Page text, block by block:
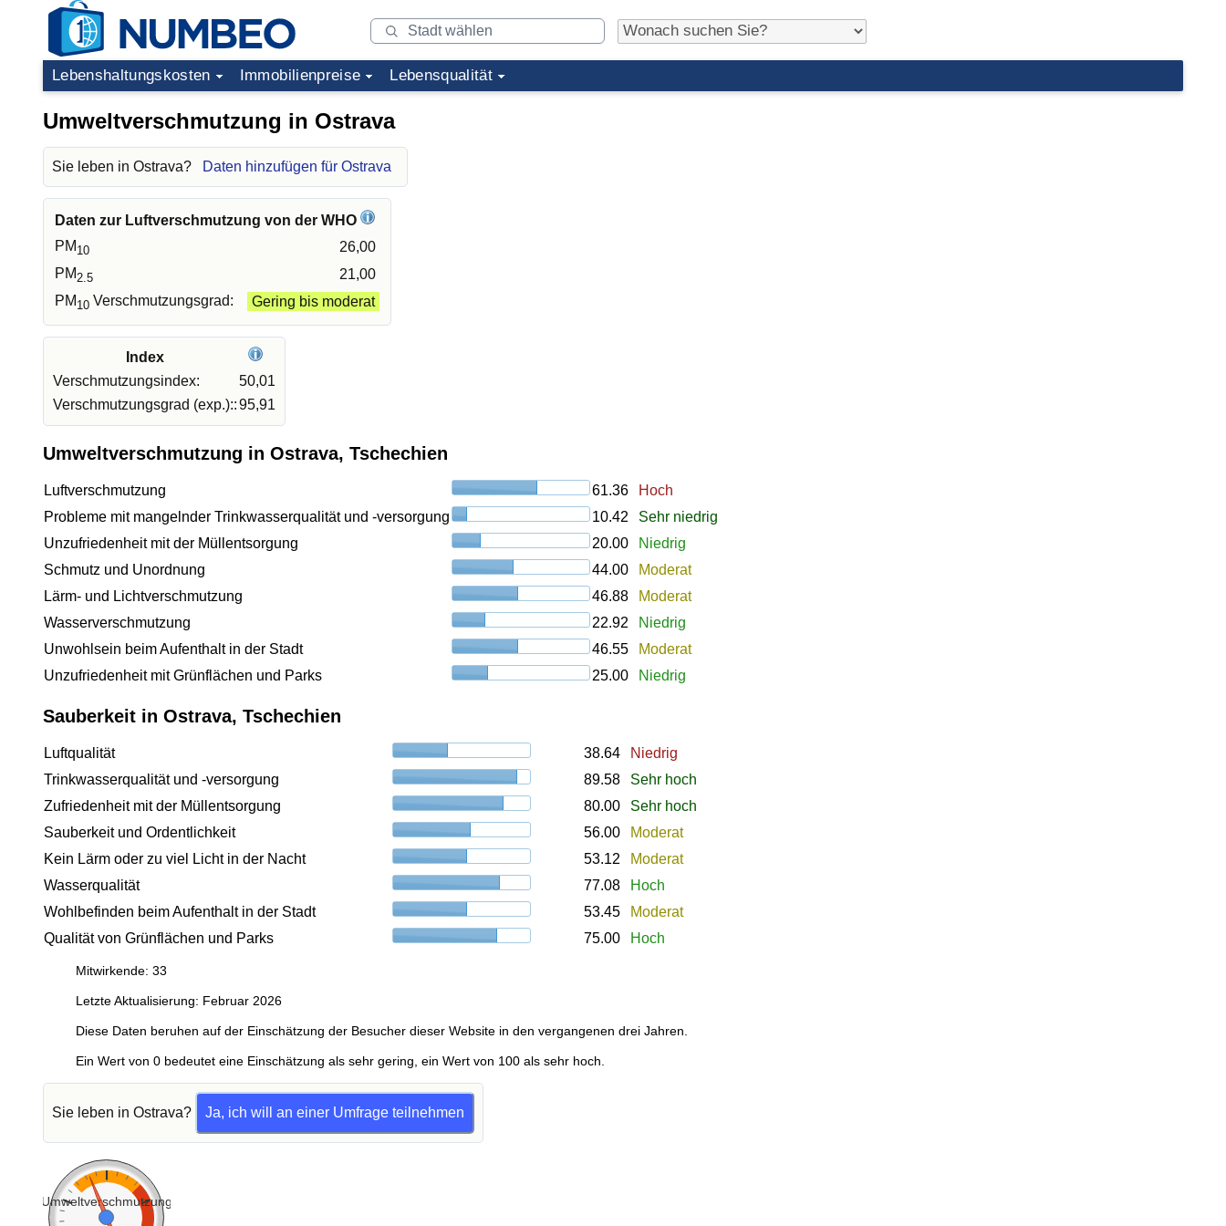
Lebenshaltungskosten Immobilienpreise Lebensqualität
Umweltverschmutzung in Ostrava
Sie leben in Ostrava? Daten hinzufügen für Ostrava
Daten zur Luftverschmutzung von der WHO
PM 10
26,00
PM2.5
21,00
PM 10 Verschmutzungsgrad: Gering bis moderat
Index
Verschmutzungsindex:
50,01
Verschmutzungsgrad (exp.)::95,91
Umweltverschmutzung in Ostrava, Tschechien
Luftverschmutzung 61.36
Hoch
Probleme mit mangelnder Trinkwasserqualität und -versorgung
10.42
Sehr niedrig
Unzufriedenheit mit der Müllentsorgung
20.00
Niedrig
Schmutz und Unordnung
44.00
Moderat
Lärm- und Lichtverschmutzung
46.88
Moderat
Wasserverschmutzung
22.92
Niedrig
Unwohlsein beim Aufenthalt in der Stadt
46.55
Moderat
Unzufriedenheit mit Grünflächen und Parks
25.00 Niedrig
Sauberkeit in Ostrava, Tschechien
Luftqualität 38.64
Niedrig
Trinkwasserqualität und -versorgung
89.58
Sehr hoch
Zufriedenheit mit der Müllentsorgung
80.00
Sehr hoch
Sauberkeit und Ordentlichkeit
56.00
Moderat
Kein Lärm oder zu viel Licht in der Nacht
53.12
Moderat
Wasserqualität
77.08
Hoch
Wohlbefinden beim Aufenthalt in der Stadt
53.45
Moderat
Qualität von Grünflächen und Parks
75.00 Hoch
Mitwirkende: 33
Letzte Aktualisierung: Februar 2026
Diese Daten beruhen auf der Einschätzung der Besucher dieser Website in den vergangenen drei Jahren.
Ein Wert von 0 bedeutet eine Einschätzung als sehr gering, ein Wert von 100 als sehr hoch.
Sie leben in Ostrava? Ja, ich will an einer Umfrage teilnehmen
Umweltverschmutzung